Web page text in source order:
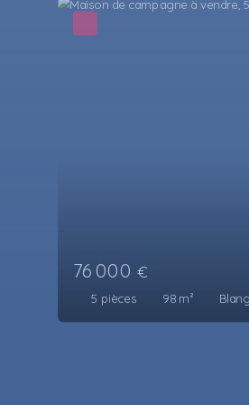
329 000
4pièces 100 m²